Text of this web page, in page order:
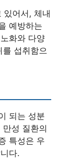
있어서, 체내
예방하는
화와 다양
섭취함으
되는 성분
성 질환의
특성은 우
다.